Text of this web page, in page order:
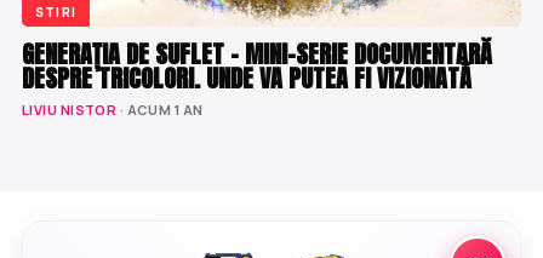
STIRI
GENERAȚIA DE SUFLET – MINI-SERIE DOCUMENTARĂ
DESPRE TRICOLORI. UNDE VA PUTEA FI VIZIONATĂ
LIVIU NISTOR · ACUM 1 AN